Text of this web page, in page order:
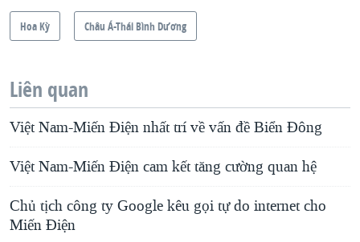
Hoa Kỳ Châu Á-Thái Bình Dương
Liên quan
Việt Nam-Miến Điện nhất trí về vấn đề Biển Đông
Việt Nam-Miến Điện cam kết tăng cường quan hệ
Chủ tịch công ty Google kêu gọi tự do internet cho
Miến Điện